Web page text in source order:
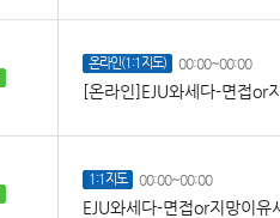
온라인(1:1지도) 00:00~00:00
[온라인]EJU와세다-면접or
1:1지도 00:00~00:00
EJU와세다-면접or지망이